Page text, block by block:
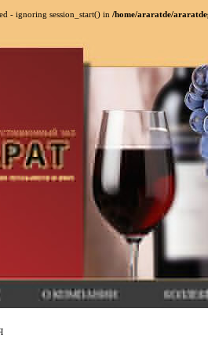
- ignoring session_start() in /home/araratde/